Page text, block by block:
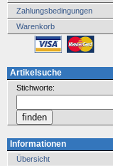
Zahlungsbedingungen
Warenkorb
Artikelsuche
Stichworte:
Informationen
Übersicht